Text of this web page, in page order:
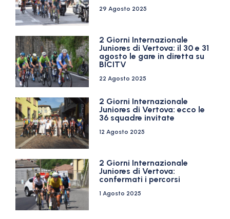
29 Agosto 2025
2 Giorni Internazionale
Juniores di Vertova: il 30 e 31
agosto le gare in diretta su
BICITV
22 Agosto 2025
2 Giorni Internazionale
Juniores di Vertova: ecco le
36 squadre invitate
12 Agosto 2025
2 Giorni Internazionale
Juniores di Vertova:
confermati i percorsi
1 Agosto 2025